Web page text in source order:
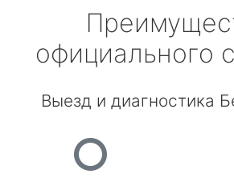
официального
Выезд и диагностика